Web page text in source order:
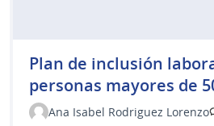
Plan de inclusión
personas mayores de
Ana Isabel Rodriguez Lorenzo